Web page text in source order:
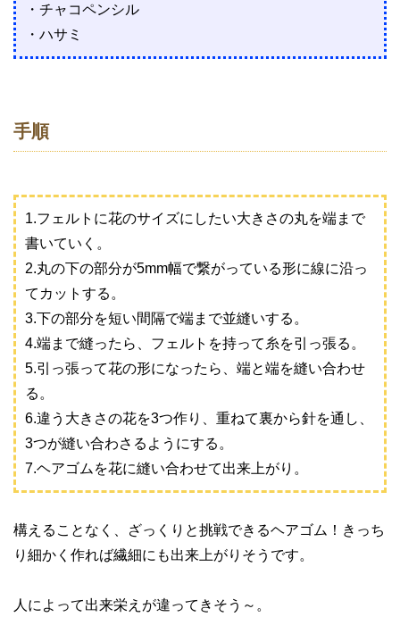
・チャコペンシル
・ハサミ
手順
1.フェルトに花のサイズにしたい大きさの丸を端まで
書いていく。
2.丸の下の部分が5mm幅で繋がっている形に線に沿っ
てカットする。
3.下の部分を短い間隔で端まで並縫いする。
4.端まで縫ったら、フェルトを持って糸を引っ張る。
5.引っ張って花の形になったら、端と端を縫い合わせ
る。
6.違う大きさの花を3つ作り、重ねて裏から針を通し、
3つが縫い合わさるようにする。
7.ヘアゴムを花に縫い合わせて出来上がり。
構えることなく、ざっくりと挑戦できるヘアゴム！きっち
り細かく作れば繊細にも出来上がりそうです。
人によって出来栄えが違ってきそう～。